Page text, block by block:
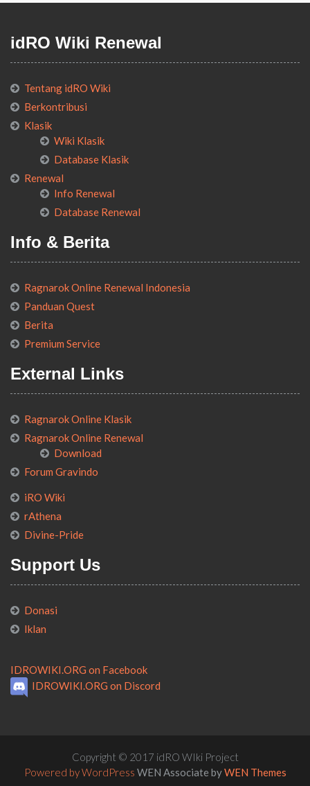
idRO Wiki Renewal
Tentang idRO Wiki
Berkontribusi
Klasik
Wiki Klasik
Database Klasik
Renewal
Info Renewal
Database Renewal
Info & Berita
Ragnarok Online Renewal Indonesia
Panduan Quest
Berita
Premium Service
External Links
Ragnarok Online Klasik
Ragnarok Online Renewal
Download
Forum Gravindo
iRO Wiki
rAthena
Divine-Pride
Support Us
Donasi
Iklan
IDROWIKI.ORG on Facebook
IDROWIKI.ORG on Discord
Copyright © 2017 idRO WIki Project
Powered by WordPress WEN Associate byWEN Themes